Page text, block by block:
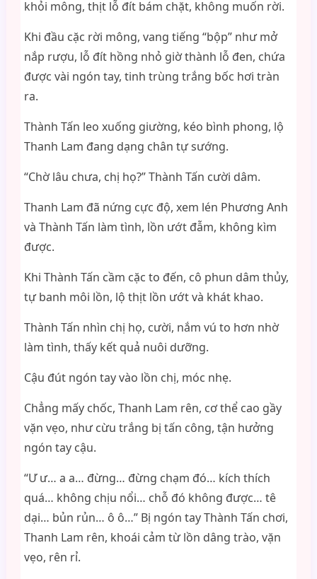
khỏi mông, thịt lỗ đít bám chặt, không muốn rời.
Khi đầu cặc rời mông, vang tiếng “bộp” như mở
nắp rượu, lỗ đít hồng nhỏ giờ thành lỗ đen, chứa
được vài ngón tay, tinh trùng trắng bốc hơi tràn
ra.
Thành Tấn leo xuống giường, kéo bình phong, lộ
Thanh Lam đang dạng chân tự sướng.
“Chờ lâu chưa, chị họ?” Thành Tấn cười dâm.
Thanh Lam đã nứng cực độ, xem lén Phương Anh
và Thành Tấn làm tình, lồn ướt đẫm, không kìm
được.
Khi Thành Tấn cầm cặc to đến, cô phun dâm thủy,
tự banh môi lồn, lộ thịt lồn ướt và khát khao.
Thành Tấn nhìn chị họ, cười, nắm vú to hơn nhờ
làm tình, thấy kết quả nuôi dưỡng.
Cậu đút ngón tay vào lồn chị, móc nhẹ.
Chẳng mấy chốc, Thanh Lam rên, cơ thể cao gầy
vặn vẹo, như cừu trắng bị tấn công, tận hưởng
ngón tay cậu.
“Ư ư… a a… đừng… đừng chạm đó… kích thích
quá… không chịu nổi… chỗ đó không được… tê
dại… bủn rủn… ô ô…” Bị ngón tay Thành Tấn chơi,
Thanh Lam rên, khoái cảm từ lồn dâng trào, vặn
vẹo, rên rỉ.